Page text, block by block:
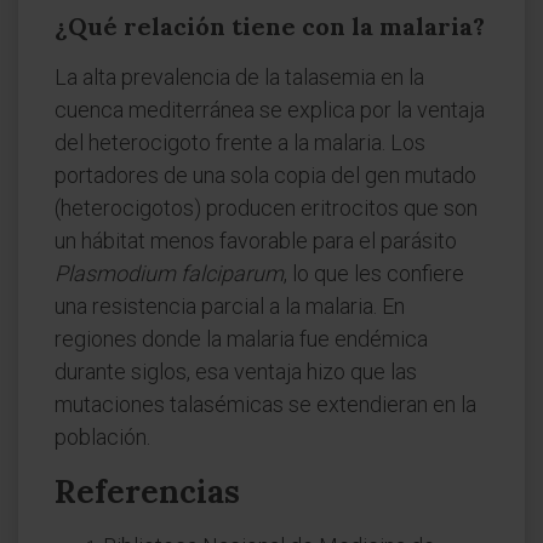
¿Qué relación tiene con la malaria?
La alta prevalencia de la talasemia en la
cuenca mediterránea se explica por la ventaja
del heterocigoto frente a la malaria. Los
portadores de una sola copia del gen mutado
(heterocigotos) producen eritrocitos que son
un hábitat menos favorable para el parásito
Plasmodium falciparum, lo que les confiere
una resistencia parcial a la malaria. En
regiones donde la malaria fue endémica
durante siglos, esa ventaja hizo que las
mutaciones talasémicas se extendieran en la
población.
Referencias